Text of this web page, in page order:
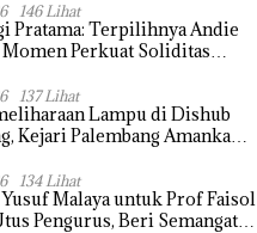
146 Lihat
Pratama: Terpilihnya Andie
Perkuat Soliditas
137 Lihat
Lampu di Dishub
Kejari Palembang Amankan
134 Lihat
Malaya untuk Prof Faisol
Pengurus, Beri Semangat